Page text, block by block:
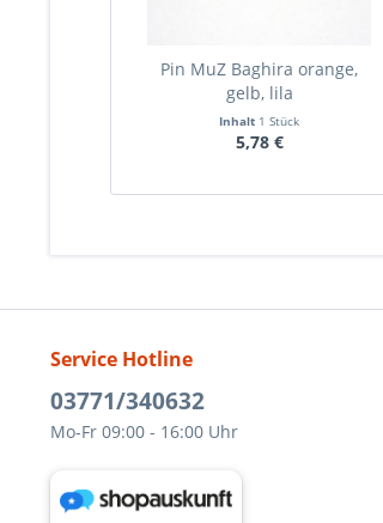
Pin MuZ Baghira orange,
gelb, lila
Inhalt 1 Stück
5,78 €
Service Hotline
03771/340632
Mo-Fr 09:00 - 16:00 Uhr